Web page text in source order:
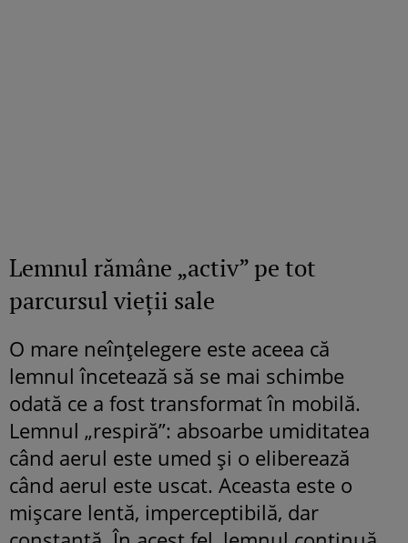
Lemnul rămâne „activ” pe tot
parcursul vieții sale
O mare neînțelegere este aceea că
lemnul încetează să se mai schimbe
odată ce a fost transformat în mobilă.
Lemnul „respiră”: absoarbe umiditatea
când aerul este umed și o eliberează
când aerul este uscat. Aceasta este o
mișcare lentă, imperceptibilă, dar